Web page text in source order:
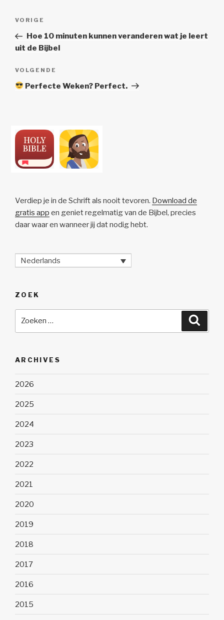
Vorig
bericht
VORIGE
Hoe 10 minuten kunnen veranderen wat je leert
uit de Bijbel
Volgend
Bericht
VOLGENDE
Perfecte Weken? Perfect.
Verdiep je in de Schrift als nooit tevoren. Download de
gratis app en geniet regelmatig van de Bijbel, precies
daar waar en wanneer jij dat nodig hebt.
Nederlands
ZOEK
ARCHIVES
2026
2025
2024
2023
2022
2021
2020
2019
2018
2017
2016
2015